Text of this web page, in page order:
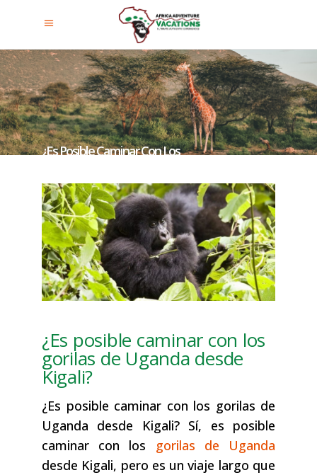
¿Es Posible Caminar Con Los
Gorilas De Uganda Desde Kigali?
¿Es posible caminar con los
gorilas de Uganda desde
Kigali?
¿Es posible caminar con los gorilas de
Uganda desde Kigali? Sí, es posible
caminar con los gorilas de Uganda
desde Kigali, pero es un viaje largo que